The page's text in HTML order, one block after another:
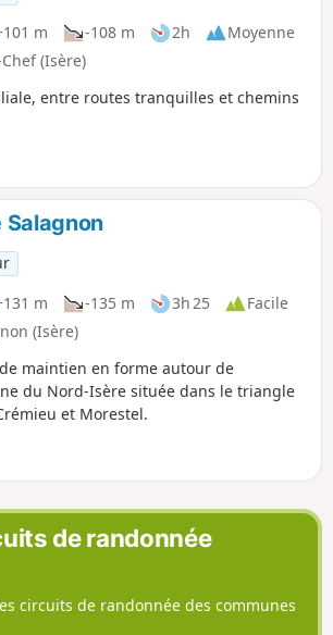
m -108 m 2h
Moyenne
(Isère)
entre routes tranquilles et chemins
m -135 m 3h 25
Facile
(Isère)
maintien en forme autour de
du Nord-Isère située dans le triangle
et Morestel.
de randonnée
circuits de randonnée des communes